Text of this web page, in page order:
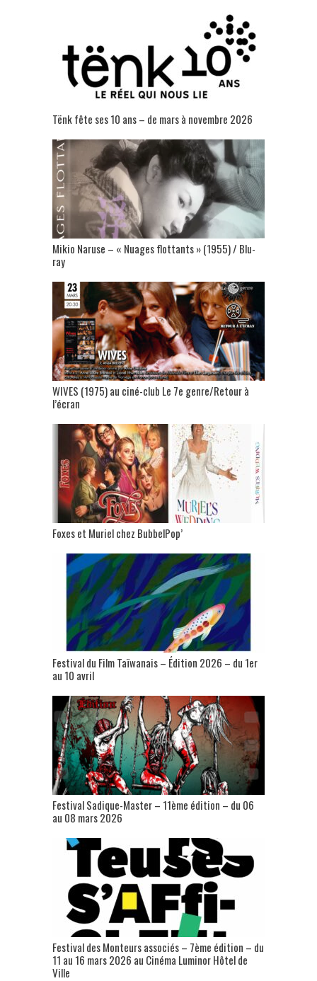
Tënk fête ses 10 ans – de mars à novembre 2026
Mikio Naruse – « Nuages flottants » (1955) / Blu-
ray
WIVES (1975) au ciné-club Le 7e genre/Retour à
l’écran
Foxes et Muriel chez BubbelPop’
Festival du Film Taïwanais – Édition 2026 – du 1er
au 10 avril
Festival Sadique-Master – 11ème édition – du 06
au 08 mars 2026
Festival des Monteurs associés – 7ème édition – du
11 au 16 mars 2026 au Cinéma Luminor Hôtel de
Ville